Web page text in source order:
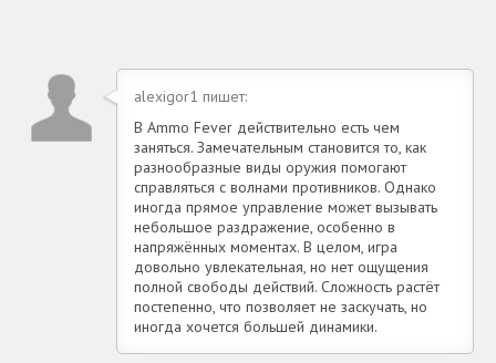
alexigor1 пишет:
В Ammo Fever действительно есть чем
заняться. Замечательным становится то, как
разнообразные виды оружия помогают
справляться с волнами противников. Однако
иногда прямое управление может вызывать
небольшое раздражение, особенно в
напряжённых моментах. В целом, игра
довольно увлекательная, но нет ощущения
полной свободы действий. Сложность растёт
постепенно, что позволяет не заскучать, но
иногда хочется большей динамики.